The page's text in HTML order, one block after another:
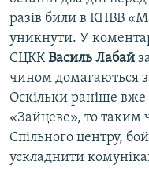
разів били в КПВВ
уникнути. У
СЦККВасиль Лабай
чином домагаються
Оскільки раніше
«Зайцеве», то таким
Спільного центру,
ускладнити